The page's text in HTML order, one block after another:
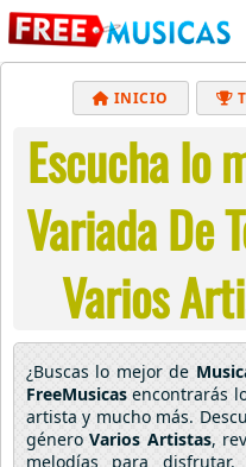
INICIO
BACHATA
REGGAETON
ELECTRÓNICA
Escucha lo
Variada De
Varios
¿Buscas lo mejor de
FreeMusicas encontrarás
artista y mucho más.
géneroVarios Artistas,
melodías para